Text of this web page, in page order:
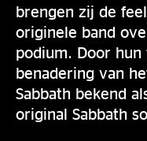
brengen zij de
originele band
podium. Door
benadering van
Sabbath bekend
original Sabbath